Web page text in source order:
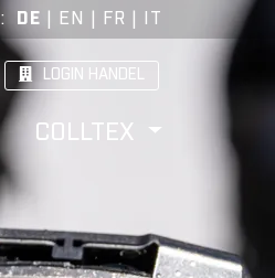
: DE EN FR
LOGIN HANDEL
COLLTEX